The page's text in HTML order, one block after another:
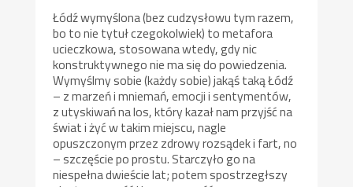
Łódź wymyślona (bez cudzysłowu tym razem,
bo to nie tytuł czegokolwiek) to metafora
ucieczkowa, stosowana wtedy, gdy nic
konstruktywnego nie ma się do powiedzenia.
Wymyślmy sobie (każdy sobie) jakąś taką Łódź
– z marzeń i mniemań, emocji i sentymentów,
z utyskiwań na los, który kazał nam przyjść na
świat i żyć w takim miejscu, nagle
opuszczonym przez zdrowy rozsądek i fart, no
– szczęście po prostu. Starczyło go na
niespełna dwieście lat; potem spostrzegłszy